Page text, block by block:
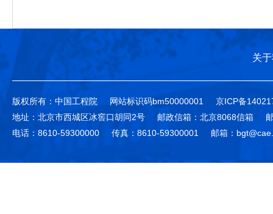
关
版权所有：中国工程院 网站标识码bm50000001
京ICP备
地址：北京市西城区冰窖口胡同2号
邮政信箱：北京8068信箱
电话：8610-59300000
传真：8610-59300001 邮箱：